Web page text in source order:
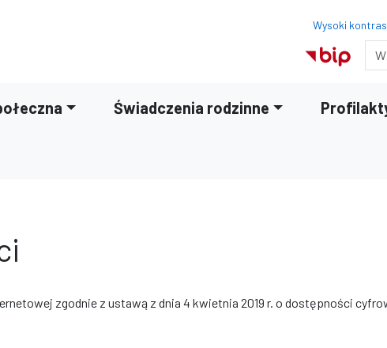
Wysoki
Świadczenia rodzinne
zgodnie z ustawą z dnia 4 kwietnia 2019 r. o dostępności